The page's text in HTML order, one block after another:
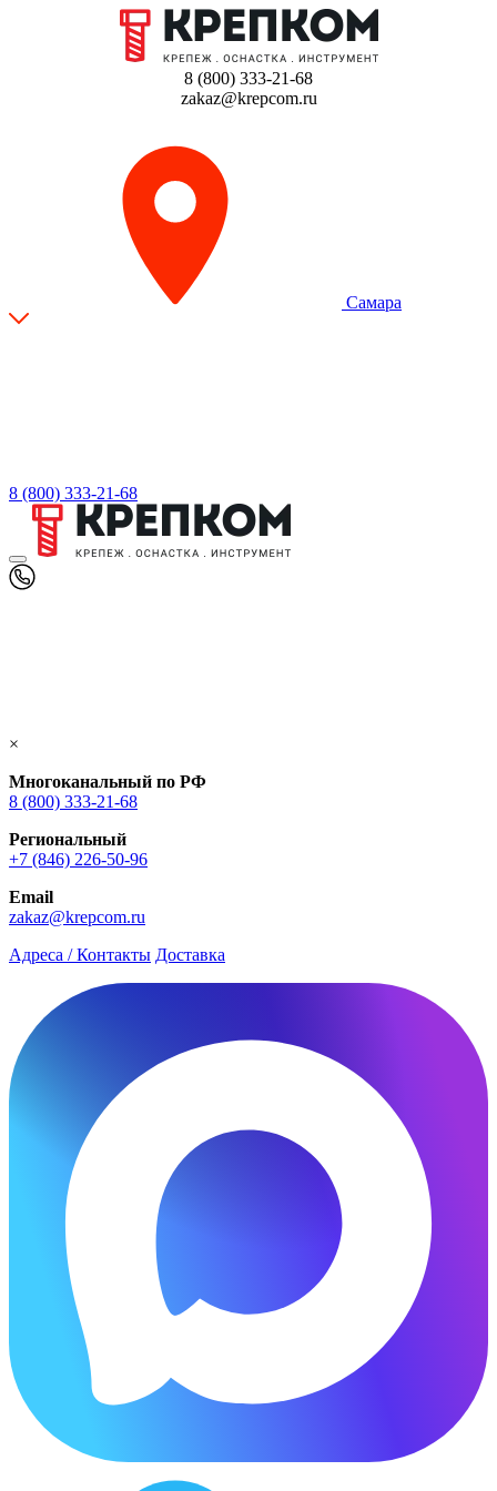
8 (800) 333-21-68
zakaz@krepcom.ru
Самара
8 (800) 333-21-68
×
Многоканальный по РФ
8 (800) 333‑21-68
Региональный
+7 (846) 226-50-96
Email
zakaz@krepcom.ru
Адреса / Контакты Доставка